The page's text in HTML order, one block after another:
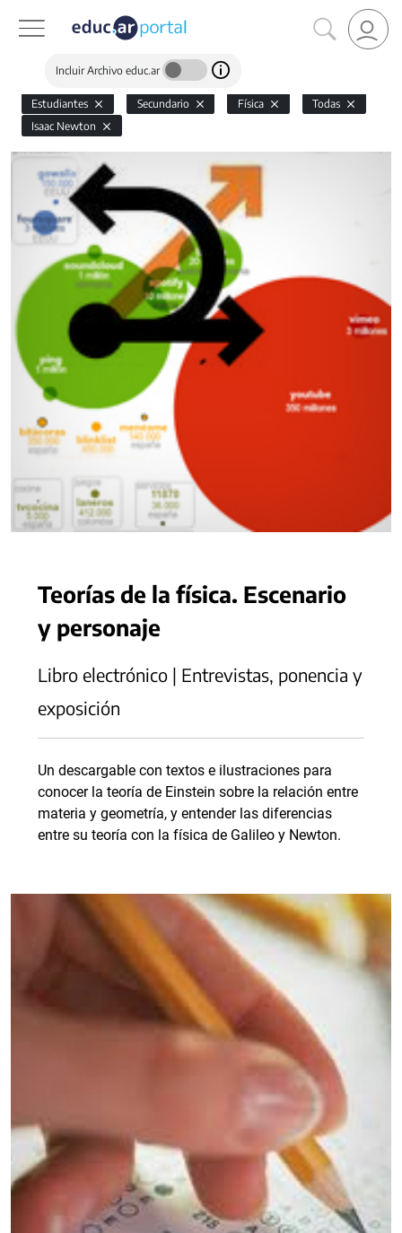
Incluir Archivo educ.ar
Estudiantes Secundario Física
Todas
Isaac Newton
Teorías de la física. Escenario
y personaje
Libro electrónico | Entrevistas, ponencia y
exposición
Un descargable con textos e ilustraciones para
conocer la teoría de Einstein sobre la relación entre
materia y geometría, y entender las diferencias
entre su teoría con la física de Galileo y Newton.